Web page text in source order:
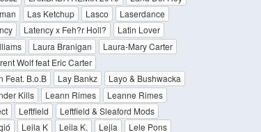
Las Ketchup Lasco
Laserdance
Latency x Feh?r Holl?
Latin Lover
Laura Branigan
Laura-Mary Carter
Wolf feat Eric Carter
Feat. B.o.B Lay Bankz
Layo & Bushwacka
Kills Leann Rimes
Leanne Rimes
Leftfield
Leftfield & Sleaford Mods
Leila K Leila K. Lejla
Lele Pons